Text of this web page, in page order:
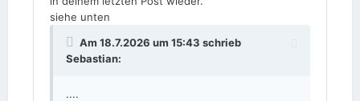
siehe unten
Am 18.7.2026 um 15:43 schrieb
Sebastian:
....